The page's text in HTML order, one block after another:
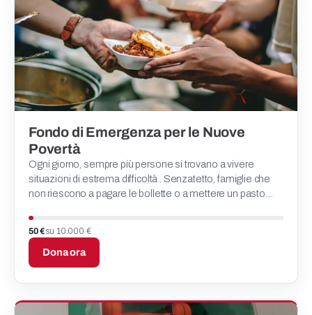
Fondo di Emergenza per le Nuove
Povertà
Ogni giorno, sempre più persone si trovano a vivere
situazioni di estrema difficoltà . Senzatetto, famiglie che
non riescono a pagare le bollette o a mettere un pasto
50 €su 10.000 €
Dona ora